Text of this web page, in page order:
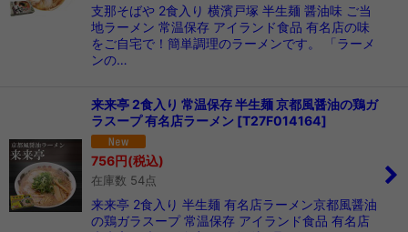
支那そばや 2食入り 横濱戸塚 半生麺 醤油味 ご当
地ラーメン 常温保存 アイランド食品 有名店の味
をご自宅で！簡単調理のラーメンです。 「ラーメ
ンの…
来来亭 2食入り 常温保存 半生麺 京都風醤油の鶏ガ
ラスープ 有名店ラーメン [T27F014164]
756円(税込)
在庫数 54点
来来亭 2食入り 半生麺 有名店ラーメン京都風醤油
の鶏ガラスープ 常温保存 アイランド食品 有名店